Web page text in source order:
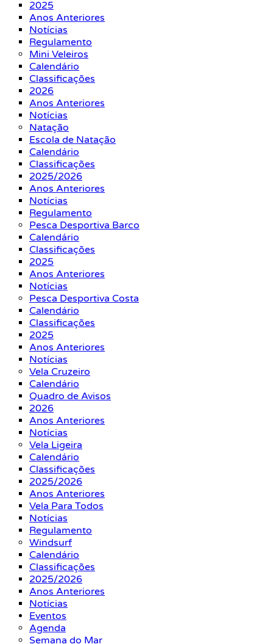
2025
Anos Anteriores
Notícias
Regulamento
Mini Veleiros
Calendário
Classificações
2026
Anos Anteriores
Notícias
Natação
Escola de Natação
Calendário
Classificações
2025/2026
Anos Anteriores
Notícias
Regulamento
Pesca Desportiva Barco
Calendário
Classificações
2025
Anos Anteriores
Notícias
Pesca Desportiva Costa
Calendário
Classificações
2025
Anos Anteriores
Notícias
Vela Cruzeiro
Calendário
Quadro de Avisos
2026
Anos Anteriores
Notícias
Vela Ligeira
Calendário
Classificações
2025/2026
Anos Anteriores
Vela Para Todos
Notícias
Regulamento
Windsurf
Calendário
Classificações
2025/2026
Anos Anteriores
Notícias
Eventos
Agenda
Semana do Mar